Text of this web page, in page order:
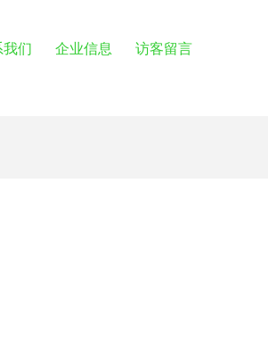
我们 企业信息 访客留言